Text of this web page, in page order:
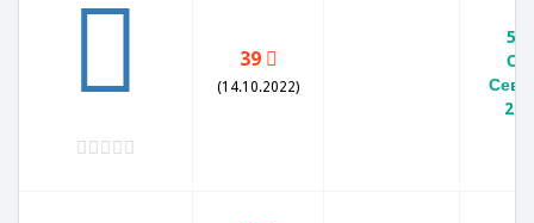
39
(14.10.2022)
5